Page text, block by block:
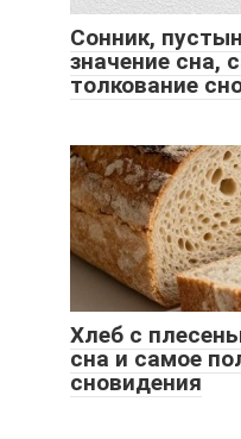
Сонник,
значение сна,
толкование
Хлеб с
сна и самое
сновидения